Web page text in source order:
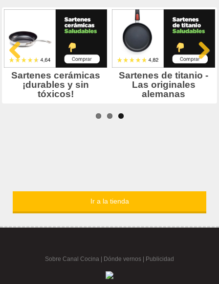
Ir a la tienda
Sobre Canal Cocina Dónde vernos | Publicidad